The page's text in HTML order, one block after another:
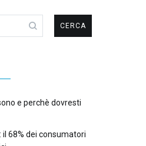
e perchè dovresti
68% dei consumatori